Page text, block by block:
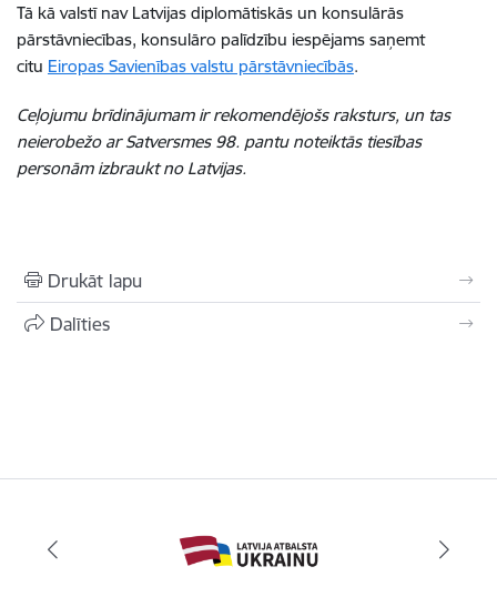
Tā kā valstī nav Latvijas diplomātiskās un konsulārās
pārstāvniecības, konsulāro palīdzību iespējams saņemt
citu Eiropas Savienības valstu pārstāvniecībās.
Ceļojumu brīdinājumam ir rekomendējošs raksturs, un tas
neierobežo ar Satversmes 98. pantu noteiktās tiesības
personām izbraukt no Latvijas.
Drukāt lapu
Dalīties